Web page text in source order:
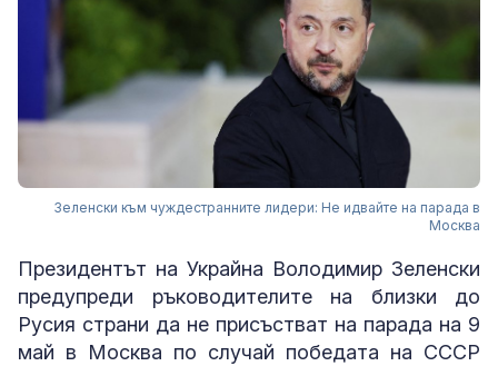
Зеленски към чуждестранните лидери: Не идвайте на парада в
Москва
Президентът на Украйна Володимир Зеленски
предупреди ръководителите на близки до
Русия страни да не присъстват на парада на 9
май в Москва по случай победата на СССР